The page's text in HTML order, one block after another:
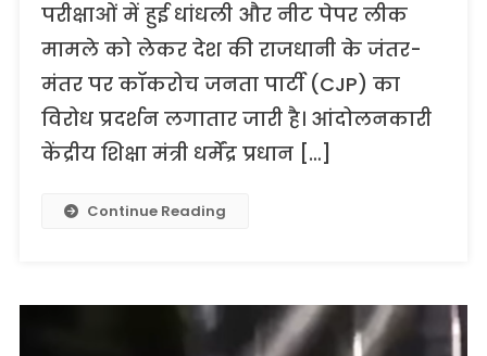
पर
वायरल
हुआ
वीडियो
11
साल
पुराना,
के
अभियान
का
परीक्षाओं में हुई धांधली और नीट पेपर लीक
मामले को लेकर देश की राजधानी के जंतर-
मंतर पर कॉकरोच जनता पार्टी (CJP) का
विरोध प्रदर्शन लगातार जारी है। आंदोलनकारी
केंद्रीय शिक्षा मंत्री धर्मेंद्र प्रधान […]
Continue Reading